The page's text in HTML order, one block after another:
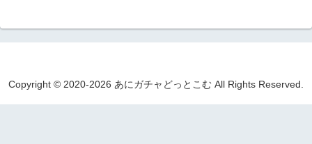
Copyright © 2020-2026 あにガチャどっとこむ All Rights Reserved.